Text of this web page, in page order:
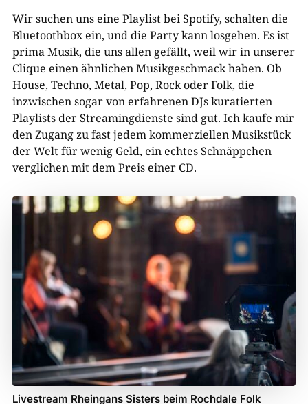
Wir suchen uns eine Playlist bei Spotify, schalten die
Bluetoothbox ein, und die Party kann losgehen. Es ist
prima Musik, die uns allen gefällt, weil wir in unserer
Clique einen ähnlichen Musikgeschmack haben. Ob
House, Techno, Metal, Pop, Rock oder Folk, die
inzwischen sogar von erfahrenen DJs kuratierten
Playlists der Streamingdienste sind gut. Ich kaufe mir
den Zugang zu fast jedem kommerziellen Musikstück
der Welt für wenig Geld, ein echtes Schnäppchen
verglichen mit dem Preis einer CD.
Livestream Rheingans Sisters beim Rochdale Folk